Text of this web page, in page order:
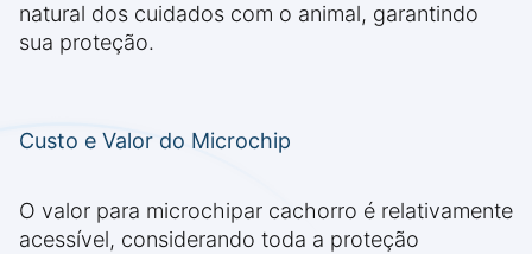
natural dos cuidados com o animal, garantindo
sua proteção.
Custo e Valor do Microchip
O valor para microchipar cachorro é relativamente
acessível, considerando toda a proteção